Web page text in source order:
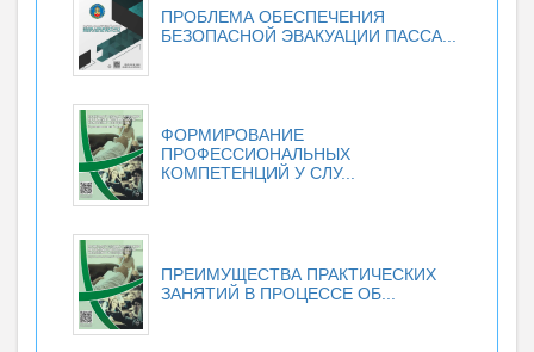
ПРОБЛЕМА ОБЕСПЕЧЕНИЯ
БЕЗОПАСНОЙ ЭВАКУАЦИИ ПАССА...
ФОРМИРОВАНИЕ
ПРОФЕССИОНАЛЬНЫХ
КОМПЕТЕНЦИЙ У СЛУ...
ПРЕИМУЩЕСТВА ПРАКТИЧЕСКИХ
ЗАНЯТИЙ В ПРОЦЕССЕ ОБ...